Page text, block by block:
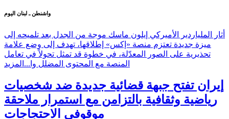
واشنطن ـ لبنان اليوم
أثار الملياردير الأميركي إيلون ماسك موجة من الجدل بعد تلميحه إلى
ميزة جديدة تعتزم منصة «إكس» إطلاقها، تهدف إلى وضع علامة
تحذيرية على الصور المعدّلة، في خطوة قد تمثل تحولاً في تعامل
المنصة مع المحتوى المضلل وا... المزيد
إيران تفتح جبهة قضائية جديدة ضد شخصيات
رياضية وثقافية بالتزامن مع استمرار ملاحقة
موقوفي الاحتجاجات